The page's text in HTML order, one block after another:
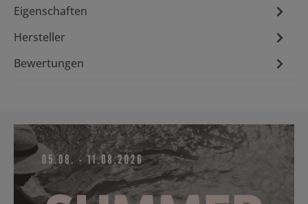
Eigenschaften
Hersteller
Bewertungen